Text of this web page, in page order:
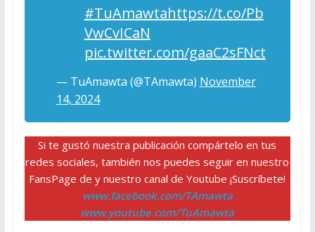
#TuAmawtahttps://t.co/Pb
VwCvICaN
pic.twitter.com/gaaC2sFNct
— TuAmawta (@TAmawta) November
14, 2024
Si te gustó nuestra publicación compártelo en tus
redes sociales, también nos puedes seguir en nuestro
FansPage de y nuestro canal de Youtube ¡Suscríbete!
www.facebook.com/TAmawta
www.youtube.com/TuAmawta